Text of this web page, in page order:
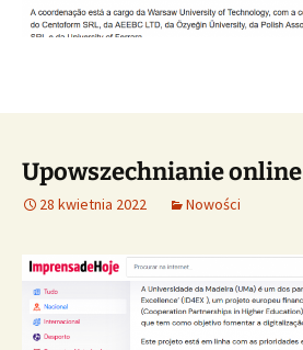
Upowszechnianie online
28 kwietnia 2022 Nowości